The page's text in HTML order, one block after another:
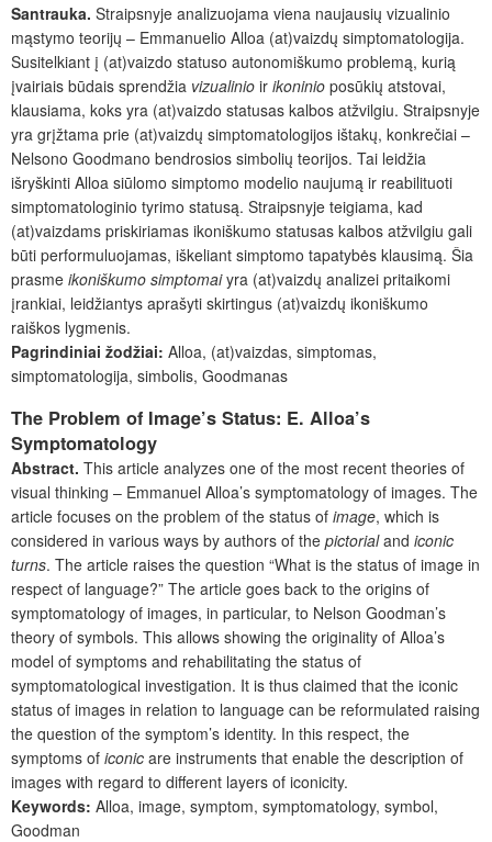
Santrauka. Straipsnyje analizuojama viena naujausių vizualinio
mąstymo teorijų – Emmanuelio Alloa (at)vaizdų simptomatologija.
Susitelkiant į (at)vaizdo statuso autonomiškumo problemą, kurią
įvairiais būdais sprendžia vizualinio ir ikoninio posūkių atstovai,
klausiama, koks yra (at)vaizdo statusas kalbos atžvilgiu. Straipsnyje
yra grįžtama prie (at)vaizdų simptomatologijos ištakų, konkrečiai –
Nelsono Goodmano bendrosios simbolių teorijos. Tai leidžia
išryškinti Alloa siūlomo simptomo modelio naujumą ir reabilituoti
simptomatologinio tyrimo statusą. Straipsnyje teigiama, kad
(at)vaizdams priskiriamas ikoniškumo statusas kalbos atžvilgiu gali
būti performuluojamas, iškeliant simptomo tapatybės klausimą. Šia
prasme ikoniškumo simptomaiyra (at)vaizdų analizei pritaikomi
įrankiai, leidžiantys aprašyti skirtingus (at)vaizdų ikoniškumo
raiškos lygmenis.
Pagrindiniai žodžiai: Alloa, (at)vaizdas, simptomas,
simptomatologija, simbolis, Goodmanas
The Problem of Image’s Status: E. Alloa’s
Symptomatology
Abstract. This article analyzes one of the most recent theories of
visual thinking – Emmanuel Alloa’s symptomatology of images. The
article focuses on the problem of the status of image, which is
considered in various ways by authors of the pictorialand iconic
turns. The article raises the question “What is the status of image in
respect of language?” The article goes back to the origins of
symptomatology of images, in particular, to Nelson Goodman’s
theory of symbols. This allows showing the originality of Alloa’s
model of symptoms and rehabilitating the status of
symptomatological investigation. It is thus claimed that the iconic
status of images in relation to language can be reformulated raising
the question of the symptom’s identity. In this respect, the
symptoms of iconic are instruments that enable the description of
images with regard to different layers of iconicity.
Keywords: Alloa, image, symptom, symptomatology, symbol,
Goodman